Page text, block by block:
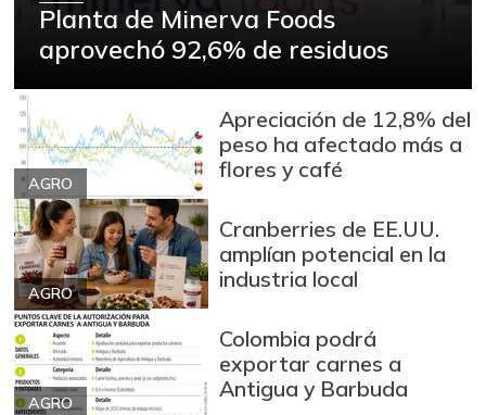
Planta de Minerva Foods
aprovechó 92,6% de residuos
AGRO
Apreciación de 12,8% del
peso ha afectado más a
flores y café
AGRO
Cranberries de EE.UU.
amplían potencial en la
industria local
AGRO
Colombia podrá
exportar carnes a
Antigua y Barbuda